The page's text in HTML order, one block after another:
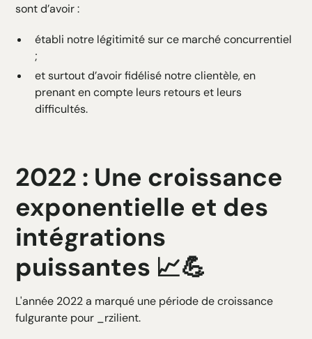
sont d’avoir :
établi notre légitimité sur ce marché concurrentiel
;
et surtout d’avoir fidélisé notre clientèle, en
prenant en compte leurs retours et leurs
difficultés.
2022 : Une croissance
exponentielle et des
intégrations
puissantes 📈💪
L'année 2022 a marqué une période de croissance
fulgurante pour _rzilient.